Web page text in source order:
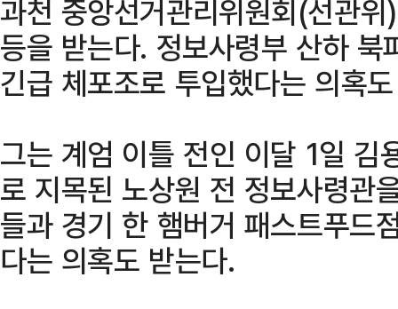
과천 중앙선거관리위원회(선관
등을 받는다. 정보사령부 산하
긴급 체포조로 투입했다는 의혹
그는 계엄 이틀 전인 이달 1일 김
로 지목된 노상원 전 정보사령관
들과 경기 한 햄버거 패스트푸드
다는 의혹도 받는다.